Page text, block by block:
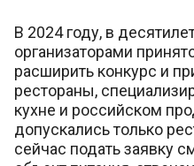
В 2024 году, в
организаторами
расширить конкурс и
рестораны,
кухне и российском
допускались только
сейчас подать заявку